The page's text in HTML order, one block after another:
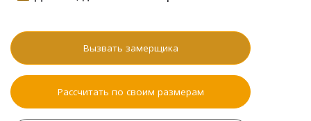
Вызвать замерщика
Рассчитать по своим размерам